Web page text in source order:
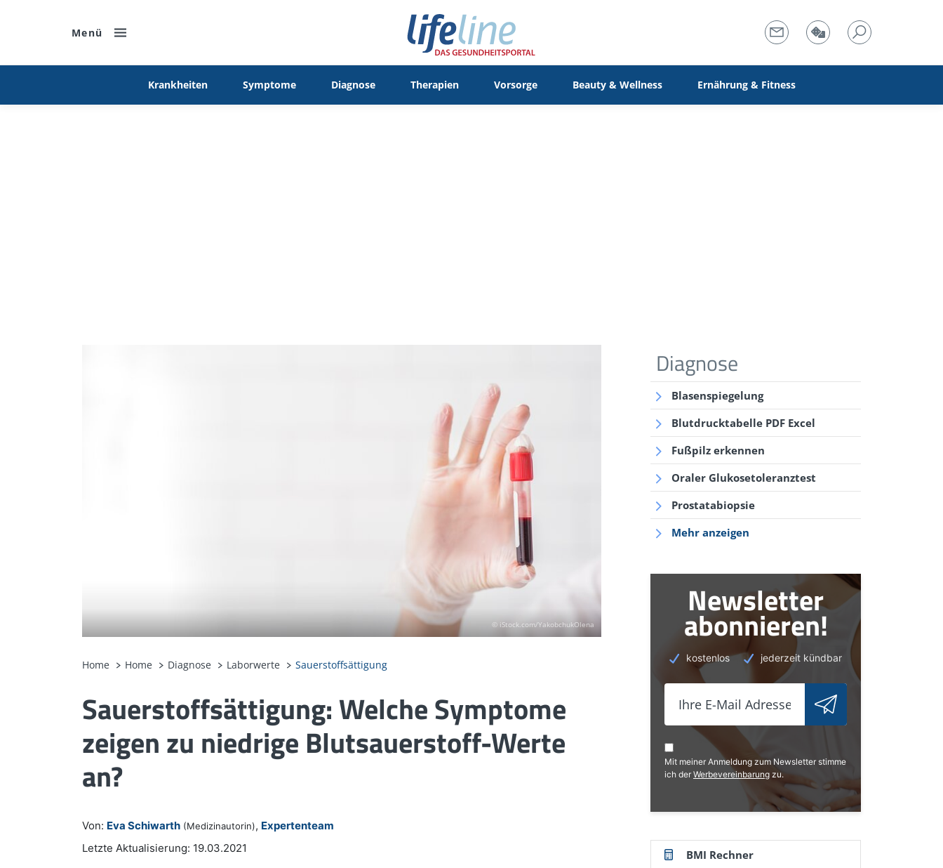
Menü
Krankheiten Symptome Diagnose Therapien Vorsorge Beauty & Wellness Ernährung & Fitness
© iStock.com/YakobchukOlena
Home Home Diagnose Laborwerte Sauerstoffsättigung
Sauerstoffsättigung: Welche Symptome
zeigen zu niedrige Blutsauerstoff-Werte
an?
Von: Eva Schiwarth (Medizinautorin), Expertenteam
Letzte Aktualisierung: 19.03.2021
Diagnose
Blasenspiegelung
Blutdrucktabelle PDF Excel
Fußpilz erkennen
Oraler Glukosetoleranztest
Prostatabiopsie
Mehr anzeigen
Newsletter
abonnieren!
kostenlos jederzeit kündbar
Mit meiner Anmeldung zum Newsletter stimme
ich der Werbevereinbarung zu.
BMI Rechner